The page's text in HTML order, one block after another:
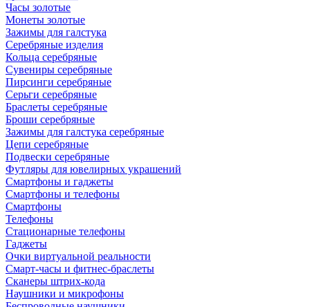
Часы золотые
Монеты золотые
Зажимы для галстука
Серебряные изделия
Кольца серебряные
Сувениры серебряные
Пирсинги серебряные
Серьги серебряные
Браслеты серебряные
Броши серебряные
Зажимы для галстука серебряные
Цепи серебряные
Подвески серебряные
Футляры для ювелирных украшений
Смартфоны и гаджеты
Смартфоны и телефоны
Смартфоны
Телефоны
Стационарные телефоны
Гаджеты
Очки виртуальной реальности
Смарт-часы и фитнес-браслеты
Сканеры штрих-кода
Наушники и микрофоны